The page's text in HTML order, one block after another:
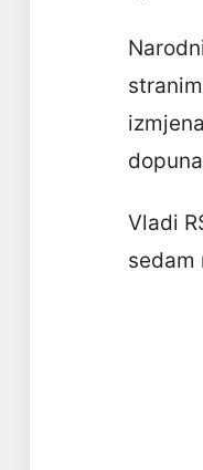
Vladi
sedam